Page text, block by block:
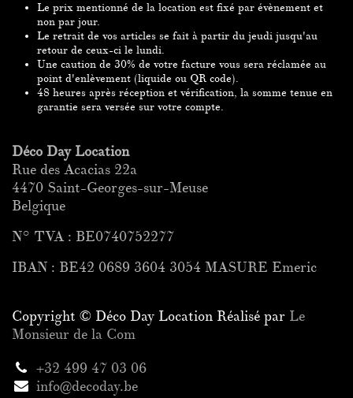
Le prix mentionné de la location est fixé par évènement et
non par jour.
Le retrait de vos articles se fait à partir du jeudi jusqu'au
retour de ceux-ci le lundi.
Une caution de 30% de votre facture vous sera réclamée au
point d'enlèvement (liquide ou QR code).
48 heures après réception et vérification, la somme tenue en
garantie sera versée sur votre compte.
Déco Day Location
Rue des Acacias 22a
4470 Saint-Georges-sur-Meuse
Belgique
N° TVA : BE0740752277
IBAN : BE42 0689 3604 3054 MASURE Emeric
Copyright © Déco Day Location Réalisé par Le
Monsieur de la Com
+32 499 47 03 06
info@decoday.be